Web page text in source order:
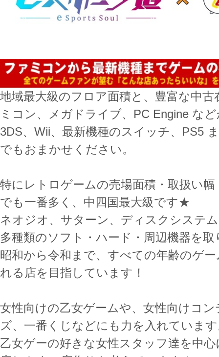
地域最大級のフロア面積と、豊富な中
ミコン、メガドライブ、PC Engine な
3DS、Wii、最新機種のスイッチ、PS5
でもおまかせください。
特にレトロゲームの売場面積・取扱い
でも一番多く、中四国最大級です★
ネオジオ、サターン、ディスクシステ
多種類のソフト・ハード・周辺機器を
昭和から令和まで、すべての年齢のゲ
れる店を目指しています！
女性向けの乙女ゲームや、女性向けコ
ズ、一番くじなどにも力を入れていま
乙女ゲーの好きな女性スタッフ達を中